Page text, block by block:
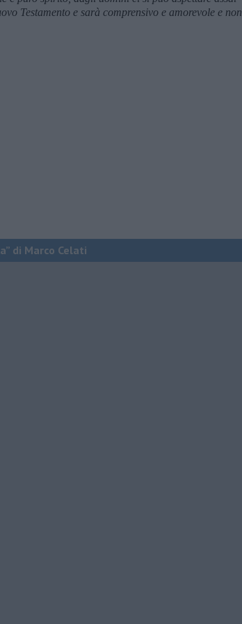
Testamento e sarà comprensivo e amorevole e non
di Marco Celati